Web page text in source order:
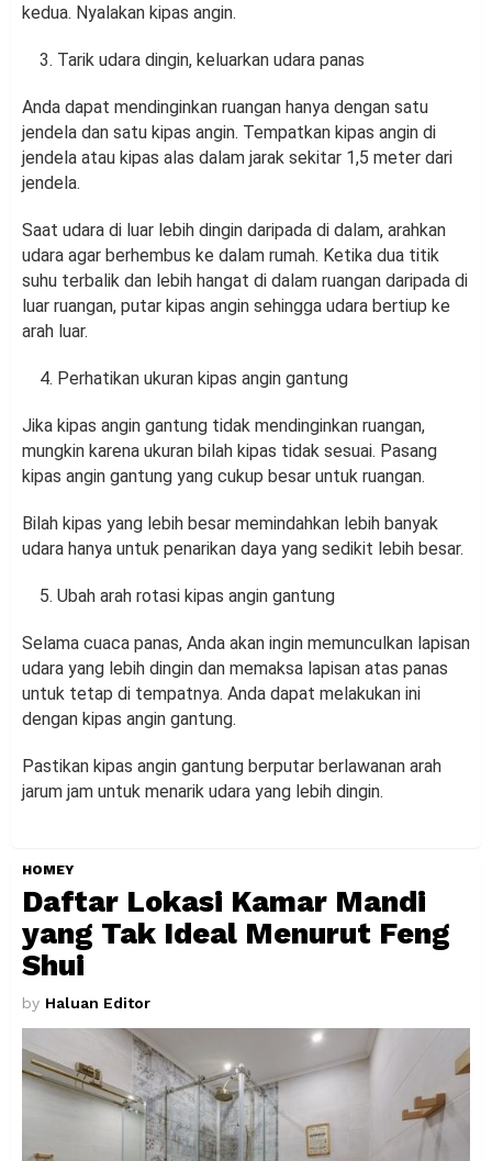
kedua. Nyalakan kipas angin.
Tarik udara dingin, keluarkan udara panas
Anda dapat mendinginkan ruangan hanya dengan satu
jendela dan satu kipas angin. Tempatkan kipas angin di
jendela atau kipas alas dalam jarak sekitar 1,5 meter dari
jendela.
Saat udara di luar lebih dingin daripada di dalam, arahkan
udara agar berhembus ke dalam rumah. Ketika dua titik
suhu terbalik dan lebih hangat di dalam ruangan daripada di
luar ruangan, putar kipas angin sehingga udara bertiup ke
arah luar.
Perhatikan ukuran kipas angin gantung
Jika kipas angin gantung tidak mendinginkan ruangan,
mungkin karena ukuran bilah kipas tidak sesuai. Pasang
kipas angin gantung yang cukup besar untuk ruangan.
Bilah kipas yang lebih besar memindahkan lebih banyak
udara hanya untuk penarikan daya yang sedikit lebih besar.
Ubah arah rotasi kipas angin gantung
Selama cuaca panas, Anda akan ingin memunculkan lapisan
udara yang lebih dingin dan memaksa lapisan atas panas
untuk tetap di tempatnya. Anda dapat melakukan ini
dengan kipas angin gantung.
Pastikan kipas angin gantung berputar berlawanan arah
jarum jam untuk menarik udara yang lebih dingin.
HOMEY
Daftar Lokasi Kamar Mandi
yang Tak Ideal Menurut Feng
Shui
by Haluan Editor